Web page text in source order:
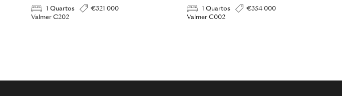
1 Quartos
€321 000
Valmer C202
1 Quartos
€354 000
Valmer C002